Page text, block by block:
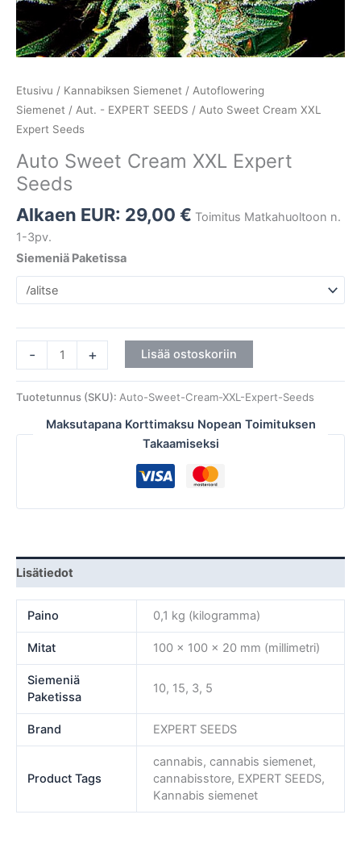
Etusivu / Kannabiksen Siemenet / Autoflowering
Siemenet / Aut. - EXPERT SEEDS / Auto Sweet Cream XXL
Expert Seeds
Auto Sweet Cream XXL Expert
Seeds
Alkaen EUR: 29,00 € Toimitus Matkahuoltoon n.
1-3pv.
Siemeniä Paketissa
- + Lisää ostoskoriin
Tuotetunnus (SKU): Auto-Sweet-Cream-XXL-Expert-Seeds
Maksutapana Korttimaksu Nopean Toimituksen
Takaamiseksi
Lisätiedot
Paino 0,1 kg (kilogramma)
Mitat 100 × 100 × 20 mm (millimetri)
Siemeniä
Paketissa
10, 15, 3, 5
Brand EXPERT SEEDS
Product Tags
cannabis, cannabis siemenet,
cannabisstore, EXPERT SEEDS,
Kannabis siemenet